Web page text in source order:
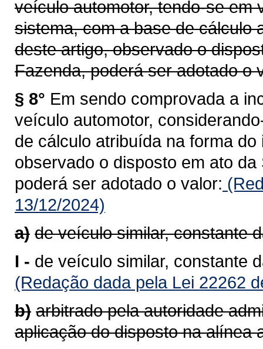
veículo automotor, tendo-se em
sistema, com a base de
deste artigo, observado o
Fazenda, poderá ser adotado o
§ 8° Em sendo comprovada a
veículo automotor,
de cálculo atribuída na forma
observado o disposto em ato
poderá ser adotado o valor:
13/12/2024)
a) de veículo similar, constante
I - de veículo similar, constante
(Redação dada pela Lei 22262
b) arbitrado pela autoridade
aplicação do disposto na alínea